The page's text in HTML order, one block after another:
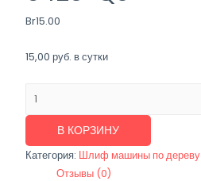
Br15.00
15,00 руб. в сутки
Шлифмашина
эксцентриковая
DeWALT
В КОРЗИНУ
Категория: Шлиф машины по дереву
Отзывы (0)